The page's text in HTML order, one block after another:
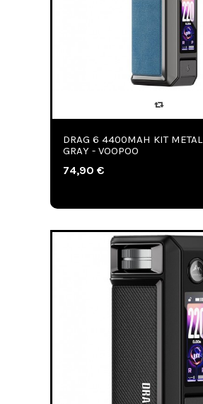
DRAG 6 4400MAH KIT METAL
GRAY - VOOPOO
74,90 €